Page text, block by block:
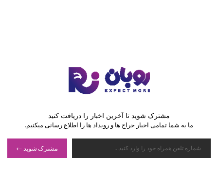
مشترک شوید تا آخرین اخبار را دریافت کنید
ما به شما تمامی اخبار حراج ها و رویداد ها را اطلاع رسانی میکنیم.
مشترک شوید